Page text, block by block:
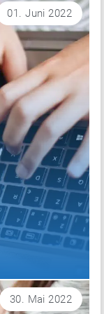
01. Juni 2022
30. Mai 2022